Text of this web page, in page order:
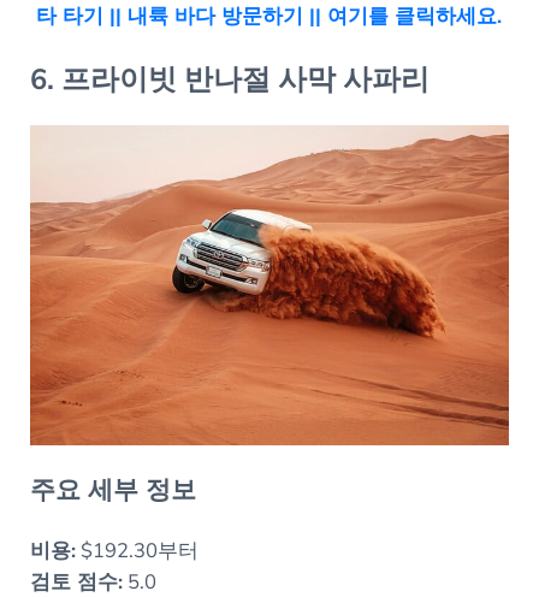
타 타기 || 내륙 바다 방문하기 || 여기를 클릭하세요.
6. 프라이빗 반나절 사막 사파리
주요 세부 정보
비용:$192.30부터
검토 점수:5.0